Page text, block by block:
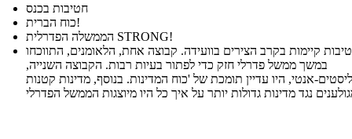
חטיבות בכנס
כוח הברית!
הממשלה הפדרלית STRONG!
קיימות בקרב הצירים בוועידה. קבוצה אחת, הלאומנים, התווכחו
במשך ממשל פדרלי חזק כדי לפתור בעיות רבות. הקבוצה השנייה,
אנטי, היו עדיין תומכת של 'כוח המדינות. בנוסף, מדינות קטנות